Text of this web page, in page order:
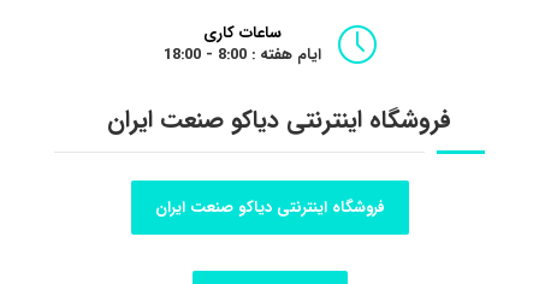
ساعات کاری
ایام هفته : 8:00 - 18:00
فروشگاه اینترنتی دیاکو صنعت ایران
فروشگاه اینترنتی دیاکو صنعت ایران